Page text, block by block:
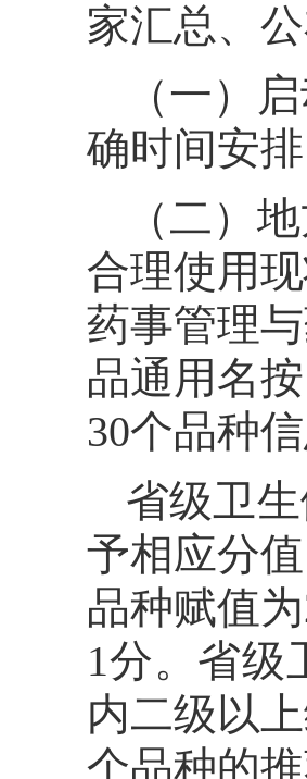
家汇总、
（一）
确时间安
（二）
合理使用
药事管理
品通用名
30个品种
省级卫
予相应分
品种赋值
1分。省级
内二级以
个品种的